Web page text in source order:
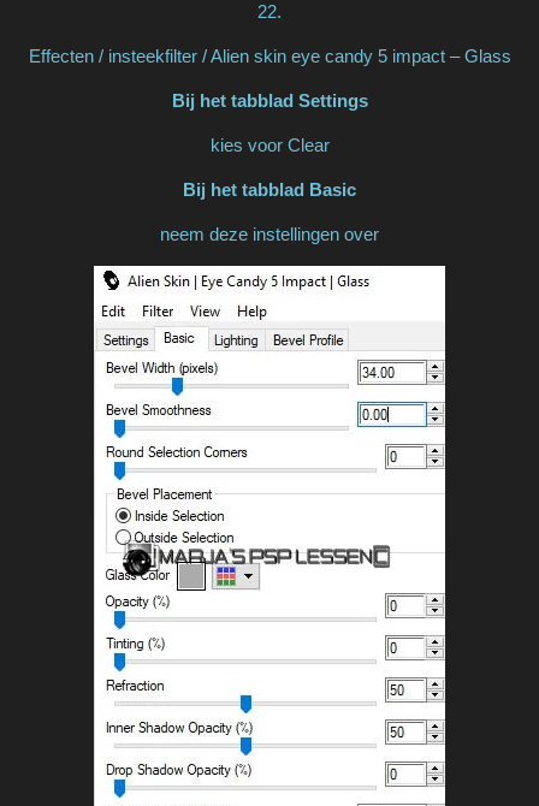
22.
Effecten / insteekfilter / Alien skin eye candy 5 impact – Glass
Bij het tabblad Settings
kies voor Clear
Bij het tabblad Basic
neem deze instellingen over